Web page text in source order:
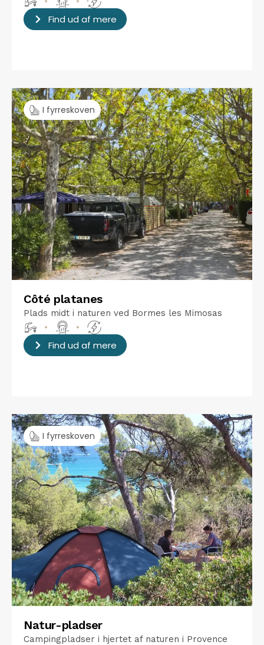
Find ud af mere
I fyrreskoven
Côté platanes
Plads midt i naturen ved Bormes les Mimosas
•
•
Find ud af mere
I fyrreskoven
Natur-pladser
Campingpladser i hjertet af naturen i Provence